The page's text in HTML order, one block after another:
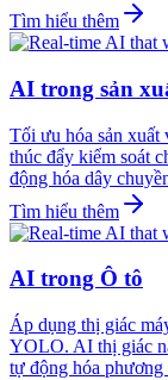
Tìm hiểu thêm
AI trong sản
Tối ưu hóa sản
thúc đẩy kiểm soát
động hóa dây
Tìm hiểu thêm
AI trong Ô tô
Áp dụng thị giác
YOLO. AI thị giác
tự động hóa